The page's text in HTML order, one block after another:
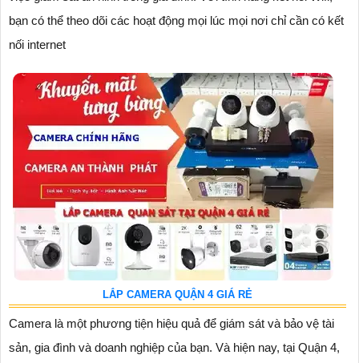
bạn có thể theo dõi các hoạt động mọi lúc mọi nơi chỉ cần có kết
nối internet
LẮP CAMERA QUẬN 4 GIÁ RẺ
Camera là một phương tiện hiệu quả để giám sát và bảo vệ tài
sản, gia đình và doanh nghiệp của bạn. Và hiện nay, tại Quận 4,